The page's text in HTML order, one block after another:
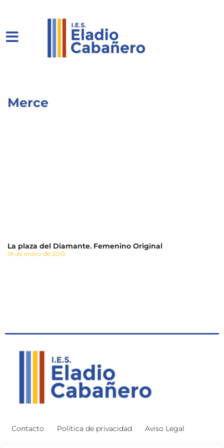
Merce
La plaza del Diamante. Femenino Original
18 de enero de 2019
Contacto Política de privacidad Aviso Legal